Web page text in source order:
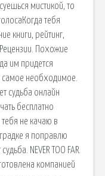
мистикой, то
тебя
книги, рейтинг,
Похожие
им придется
самое необходимое.
судьба онлайн
бесплатно
тебя не качаю в
я поправлю
NEVER TOО FAR.
компанией